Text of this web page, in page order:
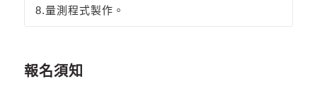
8.量測程式製作。
報名須知